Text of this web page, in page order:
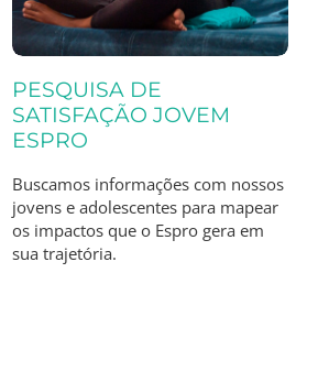
PESQUISA DE
SATISFAÇÃO JOVEM
ESPRO
Buscamos informações com nossos
jovens e adolescentes para mapear
os impactos que o Espro gera em
sua trajetória.